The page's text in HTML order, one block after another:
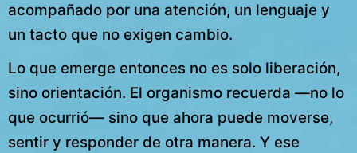
acompañado por una atención, un lenguaje y
un tacto que no exigen cambio.
Lo que emerge entonces no es solo liberación,
sino orientación. El organismo recuerda —no lo
que ocurrió— sino que ahora puede moverse,
sentir y responder de otra manera. Y ese